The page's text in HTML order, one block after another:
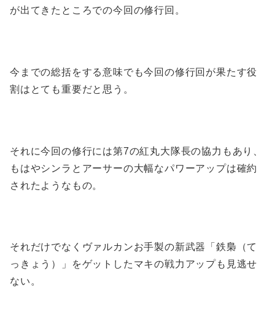
が出てきたところでの今回の修行回。
今までの総括をする意味でも今回の修行回が果たす役
割はとても重要だと思う。
それに今回の修行には第7の紅丸大隊長の協力もあり、
もはやシンラとアーサーの大幅なパワーアップは確約
されたようなもの。
それだけでなくヴァルカンお手製の新武器「鉄梟（て
っきょう）」をゲットしたマキの戦力アップも見逃せ
ない。